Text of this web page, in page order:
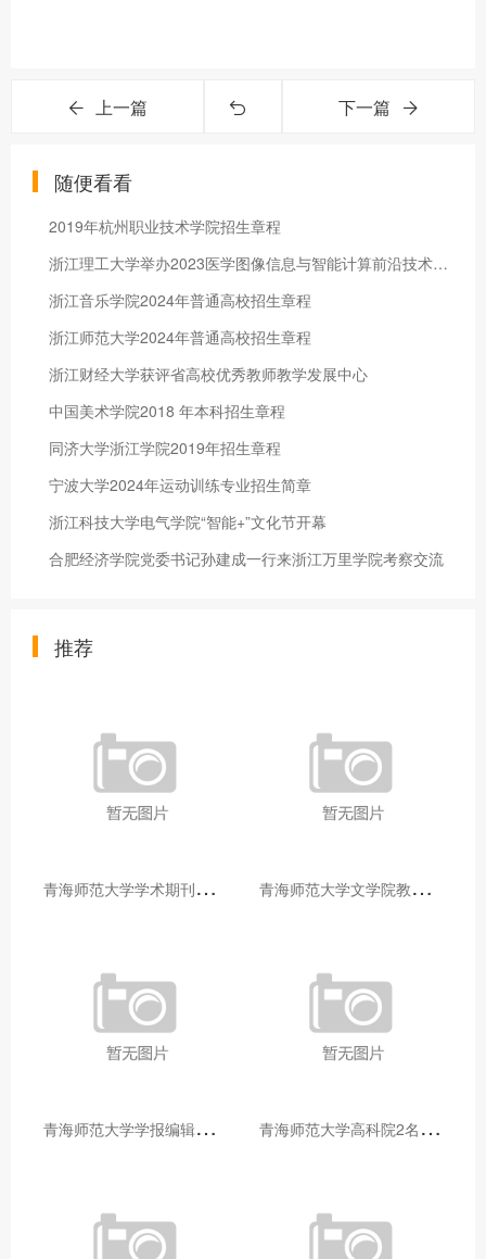
上一篇 下一篇
随便看看
2019年杭州职业技术学院招生章程
浙江理工大学举办2023医学图像信息与智能计算前沿技术研讨会
浙江音乐学院2024年普通高校招生章程
浙江师范大学2024年普通高校招生章程
浙江财经大学获评省高校优秀教师教学发展中心
中国美术学院2018 年本科招生章程
同济大学浙江学院2019年招生章程
宁波大学2024年运动训练专业招生简章
浙江科技大学电气学院“智能+”文化节开幕
合肥经济学院党委书记孙建成一行来浙江万里学院考察交流
推荐
青
海师范大学学术期刊两个专栏入选2025年青海省期刊重点专栏 青
海师范大学文学院教师赴山东省相关高校和学术机构交流学习
青
海师范大学学报编辑部赴大通县城关镇上毛佰胜村开展帮扶慰问活动 青
海师范大学高科院2名专家当选中国科学院院士